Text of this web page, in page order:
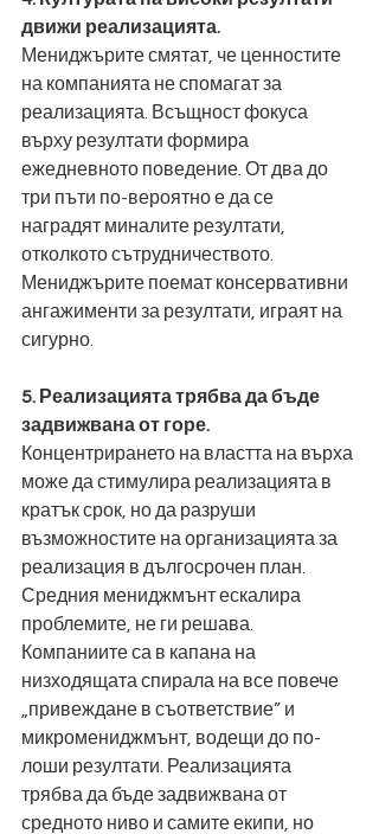
движи реализацията.
Мениджърите смятат, че ценностите
на компанията не спомагат за
реализацията. Всъщност фокуса
върху резултати формира
ежедневното поведение. От два до
три пъти по-вероятно е да се
наградят миналите резултати,
отколкото сътрудничеството.
Мениджърите поемат консервативни
ангажименти за резултати, играят на
сигурно.
5. Реализацията трябва да бъде
задвижвана от горе.
Концентрирането на властта на върха
може да стимулира реализацията в
кратък срок, но да разруши
възможностите на организацията за
реализация в дългосрочен план.
Средния мениджмънт ескалира
проблемите, не ги решава.
Компаниите са в капана на
низходящата спирала на все повече
„привеждане в съответствие” и
микромениджмънт, водещи до по-
лоши резултати. Реализацията
трябва да бъде задвижвана от
средното ниво и самите екипи, но